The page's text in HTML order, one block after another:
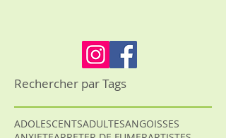
Rechercher par Tags
ADOLESCENTSADULTESANGOISSES